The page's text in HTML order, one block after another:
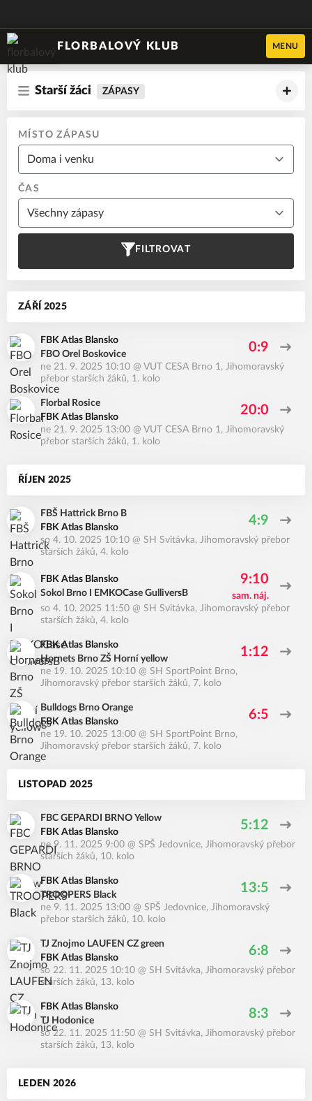
FLORBALOVÝ KLUB MENU
Starší žáci ZÁPASY
MÍSTO ZÁPASU
ČAS
FILTROVAT
ZÁŘÍ 2025
FBK Atlas Blansko
FBO Orel Boskovice
0:9
ne 21. 9. 2025 10:10 @ VUT CESA Brno 1, Jihomoravský
přebor starších žáků, 1. kolo
Florbal Rosice
FBK Atlas Blansko
20:0
ne 21. 9. 2025 13:00 @ VUT CESA Brno 1, Jihomoravský
přebor starších žáků, 1. kolo
ŘÍJEN 2025
FBŠ Hattrick Brno B
FBK Atlas Blansko
4:9
so 4. 10. 2025 10:10 @ SH Svitávka, Jihomoravský přebor
starších žáků, 4. kolo
FBK Atlas Blansko
Sokol Brno I EMKOCase GulliversB
9:10
sam. náj.
so 4. 10. 2025 11:50 @ SH Svitávka, Jihomoravský přebor
starších žáků, 4. kolo
FBK Atlas Blansko
Hornets Brno ZŠ Horní yellow
1:12
ne 19. 10. 2025 10:10 @ SH SportPoint Brno,
Jihomoravský přebor starších žáků, 7. kolo
Bulldogs Brno Orange
FBK Atlas Blansko
6:5
ne 19. 10. 2025 13:00 @ SH SportPoint Brno,
Jihomoravský přebor starších žáků, 7. kolo
LISTOPAD 2025
FBC GEPARDI BRNO Yellow
FBK Atlas Blansko
5:12
ne 9. 11. 2025 9:00 @ SPŠ Jedovnice, Jihomoravský přebor
starších žáků, 10. kolo
FBK Atlas Blansko
TROOPERS Black
13:5
ne 9. 11. 2025 13:00 @ SPŠ Jedovnice, Jihomoravský
přebor starších žáků, 10. kolo
TJ Znojmo LAUFEN CZ green
FBK Atlas Blansko
6:8
so 22. 11. 2025 10:10 @ SH Svitávka, Jihomoravský přebor
starších žáků, 13. kolo
FBK Atlas Blansko
TJ Hodonice
8:3
so 22. 11. 2025 11:50 @ SH Svitávka, Jihomoravský přebor
starších žáků, 13. kolo
LEDEN 2026